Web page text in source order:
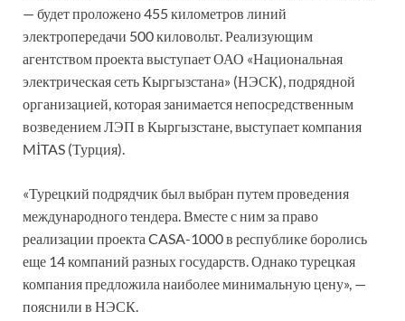
— будет проложено 455 километров линий
электропередачи 500 киловольт. Реализующим
агентством проекта выступает ОАО «‎Национальная
электрическая сеть Кыргызстана» (НЭСК), подрядной
организацией, которая занимается непосредственным
возведением ЛЭП в Кыргызстане, выступает компания
MİTAS (Турция).
«Турецкий подрядчик был выбран путем проведения
международного тендера. Вместе с ним за право
реализации проекта CASA-1000 в республике боролись
еще 14 компаний разных государств. Однако турецкая
компания предложила наиболее минимальную цену», —
пояснили в НЭСК.